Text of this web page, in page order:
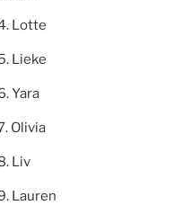
Lotte
Lieke
Yara
Olivia
Liv
Lauren